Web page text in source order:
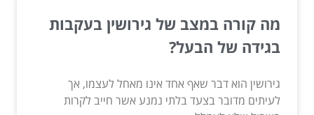
מה קורה במצב של גירושין בעקבות
בגידה של הבעל?
גירושין הוא דבר שאף אחד אינו מאחל לעצמו, אך
לעיתים מדובר בצעד בלתי נמנע אשר חייב לקרות